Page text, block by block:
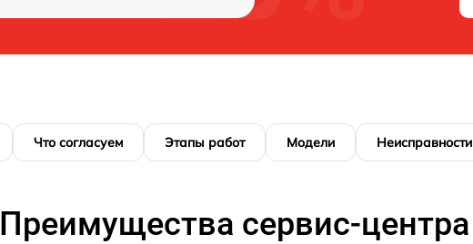
Что согласуем Этапы работ Модели Неисправности
Преимущества сервис-центра